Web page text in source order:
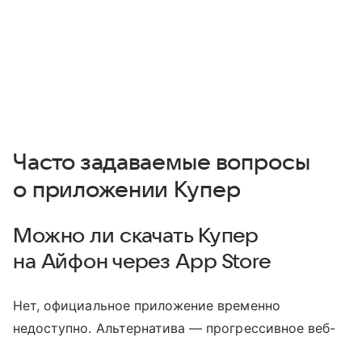
Часто задаваемые вопросы
о приложении Купер
Можно ли скачать Купер
на Айфон через App Store
Нет, официальное приложение временно
недоступно. Альтернатива — прогрессивное веб-